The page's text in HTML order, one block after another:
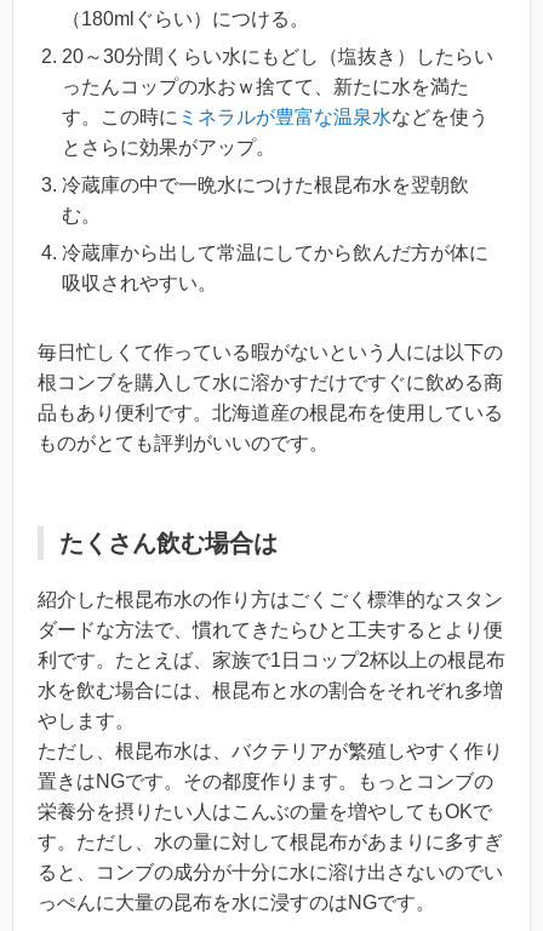
（180mlぐらい）につける。
20～30分間くらい水にもどし（塩抜き）したらい
ったんコップの水おｗ捨てて、新たに水を満た
す。この時に ミネラルが豊富な温泉水などを使う
とさらに効果がアップ。
冷蔵庫の中で一晩水につけた根昆布水を翌朝飲
む。
冷蔵庫から出して常温にしてから飲んだ方が体に
吸収されやすい。
毎日忙しくて作っている暇がないという人には以下の
根コンブを購入して水に溶かすだけですぐに飲める商
品もあり便利です。北海道産の根昆布を使用している
ものがとても評判がいいのです。
たくさん飲む場合は
紹介した根昆布水の作り方はごくごく標準的なスタン
ダードな方法で、慣れてきたらひと工夫するとより便
利です。たとえば、家族で1日コップ2杯以上の根昆布
水を飲む場合には、根昆布と水の割合をそれぞれ多増
やします。
ただし、根昆布水は、バクテリアが繁殖しやすく作り
置きはNGです。その都度作ります。もっとコンブの
栄養分を摂りたい人はこんぶの量を増やしてもOKで
す。ただし、水の量に対して根昆布があまりに多すぎ
ると、コンブの成分が十分に水に溶け出さないのでい
っぺんに大量の昆布を水に浸すのはNGです。